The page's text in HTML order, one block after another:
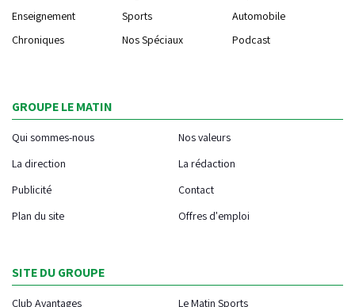
Enseignement
Sports
Automobile
Chroniques
Nos Spéciaux Podcast
GROUPE LE MATIN
Qui sommes-nous
Nos valeurs
La direction
La rédaction
Publicité
Contact
Plan du site
Offres d'emploi
SITE DU GROUPE
Club Avantages Le Matin Sports